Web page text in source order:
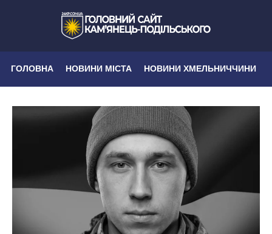
ГОЛОВНА НОВИНИ МІСТА НОВИНИ ХМЕЛЬНИЧЧИНИ